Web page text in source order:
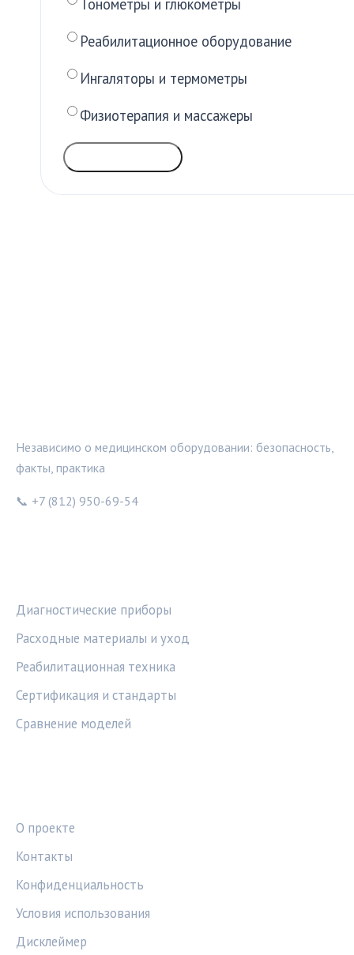
Тонометры и глюкометры
Реабилитационное оборудование
Ингаляторы и термометры
Физиотерапия и массажеры
Независимо о медицинском оборудовании: безопасность,
факты, практика
📞 +7 (812) 950-69-54
Диагностические приборы
Расходные материалы и уход
Реабилитационная техника
Сертификация и стандарты
Сравнение моделей
О проекте
Контакты
Конфиденциальность
Условия использования
Дисклеймер